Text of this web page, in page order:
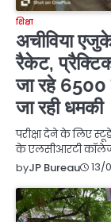
शिक्षा
अचीविया
रैकेट,
जा रहे 6500
जा रही धमकी
परीक्षा देने के लिए
के एलसीआरटी
byJP Bureau 13/